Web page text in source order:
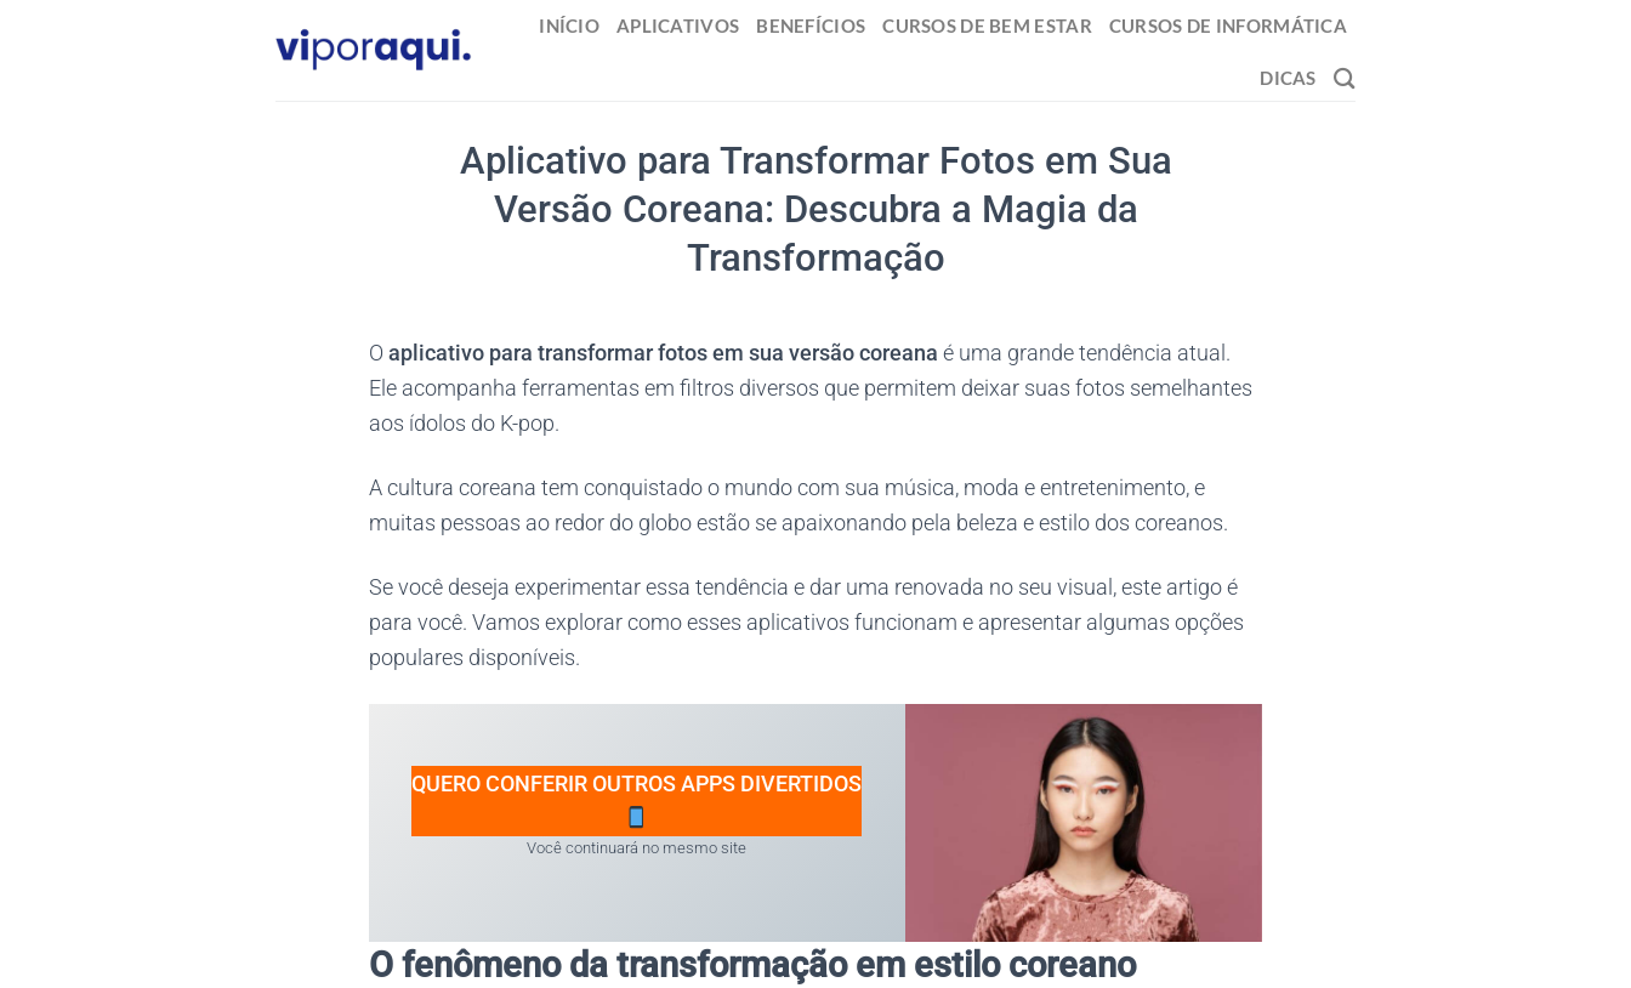
INÍCIO APLICATIVOS BENEFÍCIOS CURSOS DE BEM ESTAR CURSOS DE INFORMÁTICA
DICAS
Aplicativo para Transformar Fotos em Sua
Versão Coreana: Descubra a Magia da
Transformação
O aplicativo para transformar fotos em sua versão coreana é uma grande tendência atual.
Ele acompanha ferramentas em filtros diversos que permitem deixar suas fotos semelhantes
aos ídolos do K-pop.
A cultura coreana tem conquistado o mundo com sua música, moda e entretenimento, e
muitas pessoas ao redor do globo estão se apaixonando pela beleza e estilo dos coreanos.
Se você deseja experimentar essa tendência e dar uma renovada no seu visual, este artigo é
para você. Vamos explorar como esses aplicativos funcionam e apresentar algumas opções
populares disponíveis.
QUERO CONFERIR OUTROS APPS DIVERTIDOS
Você continuará no mesmo site
O fenômeno da transformação em estilo coreano